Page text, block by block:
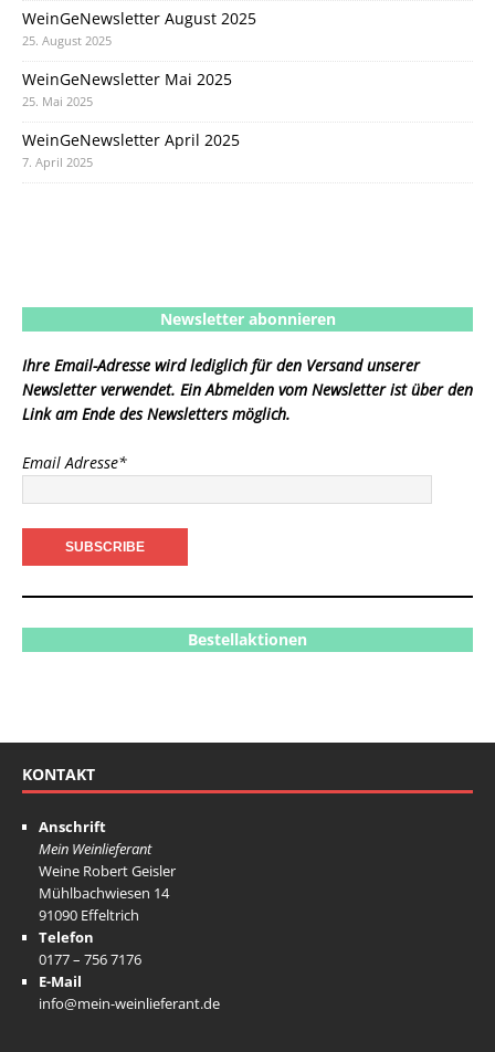
WeinGeNewsletter August 2025
25. August 2025
WeinGeNewsletter Mai 2025
25. Mai 2025
WeinGeNewsletter April 2025
7. April 2025
Newsletter abonnieren
Ihre Email-Adresse wird lediglich für den Versand unserer
Newsletter verwendet. Ein Abmelden vom Newsletter ist über den
Link am Ende des Newsletters möglich.
Email Adresse*
Bestellaktionen
KONTAKT
Anschrift
Mein Weinlieferant
Weine Robert Geisler
Mühlbachwiesen 14
91090 Effeltrich
Telefon
0177 – 756 7176
E-Mail
info@mein-weinlieferant.de